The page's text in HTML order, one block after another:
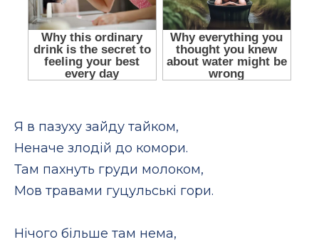
Я в пазуху зайду тайком,
Неначе злодій до комори.
Там пахнуть груди молоком,
Мов травами гуцульські гори.
Нічого більше там нема,